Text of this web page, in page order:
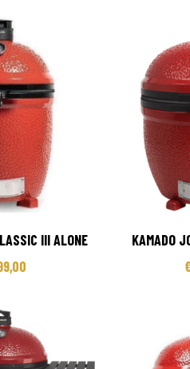
III ALONE
KAMADO